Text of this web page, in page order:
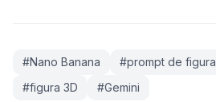
#Nano Banana #prompt de figura
#figura 3D #Gemini